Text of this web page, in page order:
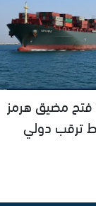
فتح مضيق هرمز
ترقب دولي